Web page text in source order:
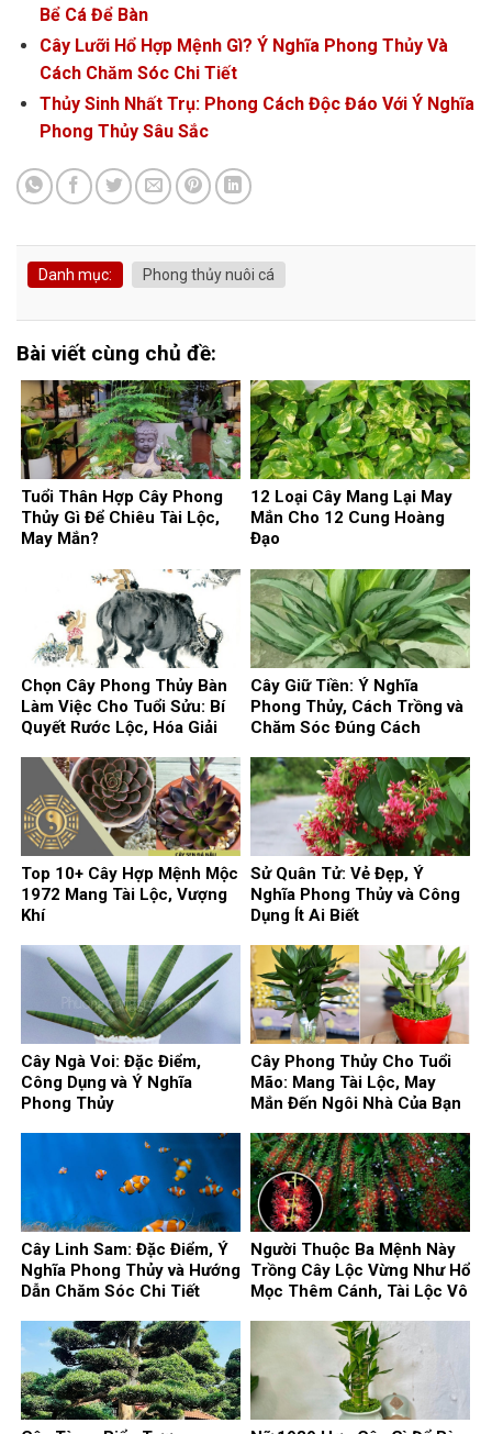
Bể Cá Để Bàn
Cây Lưỡi Hổ Hợp Mệnh Gì? Ý Nghĩa Phong Thủy Và
Cách Chăm Sóc Chi Tiết
Thủy Sinh Nhất Trụ: Phong Cách Độc Đáo Với Ý Nghĩa
Phong Thủy Sâu Sắc
Danh mục: Phong thủy nuôi cá
Bài viết cùng chủ đề:
Tuổi Thân Hợp Cây Phong
Thủy Gì Để Chiêu Tài Lộc,
May Mắn?
12 Loại Cây Mang Lại May
Mắn Cho 12 Cung Hoàng
Đạo
Chọn Cây Phong Thủy Bàn
Làm Việc Cho Tuổi Sửu: Bí
Quyết Rước Lộc, Hóa Giải
Cây Giữ Tiền: Ý Nghĩa
Phong Thủy, Cách Trồng và
Chăm Sóc Đúng Cách
Top 10+ Cây Hợp Mệnh Mộc
1972 Mang Tài Lộc, Vượng
Khí
Sử Quân Tử: Vẻ Đẹp, Ý
Nghĩa Phong Thủy và Công
Dụng Ít Ai Biết
Cây Ngà Voi: Đặc Điểm,
Công Dụng và Ý Nghĩa
Phong Thủy
Cây Phong Thủy Cho Tuổi
Mão: Mang Tài Lộc, May
Mắn Đến Ngôi Nhà Của Bạn
Cây Linh Sam: Đặc Điểm, Ý
Nghĩa Phong Thủy và Hướng
Dẫn Chăm Sóc Chi Tiết
Người Thuộc Ba Mệnh Này
Trồng Cây Lộc Vừng Như Hổ
Mọc Thêm Cánh, Tài Lộc Vô